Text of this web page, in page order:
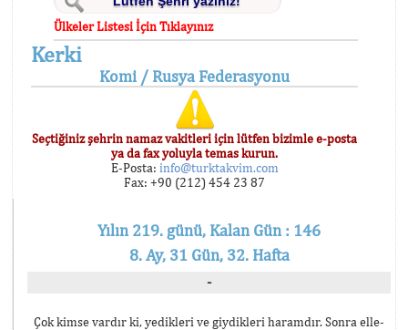
Ülkeler Listesi İçin Tıklayınız
Kerki
Komi / Rusya Federasyonu
Seçtiğiniz şehrin namaz vakitleri için lütfen bizimle e-posta
ya da fax yoluyla temas kurun.
E-Posta: info@turktakvim.com
Fax: +90 (212) 454 23 87
Yılın 219. günü, Kalan Gün : 146
8. Ay, 31 Gün, 32. Hafta
-
Çok kimse vardır ki, yedikleri ve giydikleri haramdır. Sonra elle-